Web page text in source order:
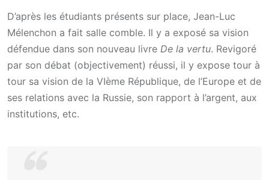
D’après les étudiants présents sur place, Jean-Luc
Mélenchon a fait salle comble. Il y a exposé sa vision
défendue dans son nouveau livre De la vertu. Revigoré
par son débat (objectivement) réussi, il y expose tour à
tour sa vision de la VIème République, de l’Europe et de
ses relations avec la Russie, son rapport à l’argent, aux
institutions, etc.